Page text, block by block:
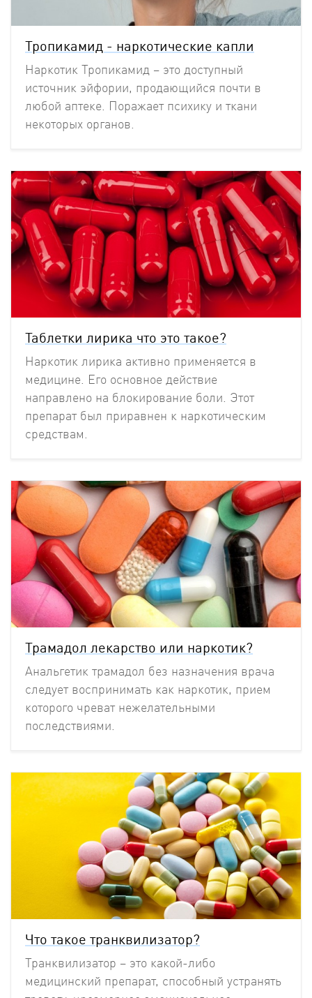
Тропикамид - наркотические капли
Наркотик Тропикамид – это доступный
источник эйфории, продающийся почти в
любой аптеке. Поражает психику и ткани
некоторых органов.
Таблетки лирика что это такое?
Наркотик лирика активно применяется в
медицине. Его основное действие
направлено на блокирование боли. Этот
препарат был приравнен к наркотическим
средствам.
Трамадол лекарство или наркотик?
Анальгетик трамадол без назначения врача
следует воспринимать как наркотик, прием
которого чреват нежелательными
последствиями.
Что такое транквилизатор?
Транквилизатор – это какой-либо
медицинский препарат, способный устранять